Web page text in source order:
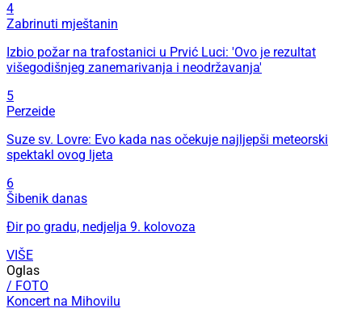
4
Zabrinuti mještanin
Izbio požar na trafostanici u Prvić Luci: 'Ovo je rezultat
višegodišnjeg zanemarivanja i neodržavanja'
5
Perzeide
Suze sv. Lovre: Evo kada nas očekuje najljepši meteorski
spektakl ovog ljeta
6
Šibenik danas
Đir po gradu, nedjelja 9. kolovoza
VIŠE
Oglas
/ FOTO
Koncert na Mihovilu